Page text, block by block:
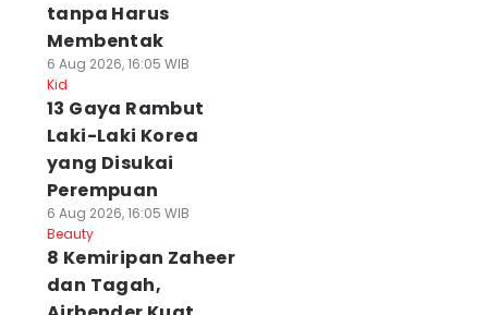
tanpa Harus
Membentak
6 Aug 2026, 16:05 WIB
Kid
13 Gaya Rambut
Laki-Laki Korea
yang Disukai
Perempuan
6 Aug 2026, 16:05 WIB
Beauty
8 Kemiripan Zaheer
dan Tagah,